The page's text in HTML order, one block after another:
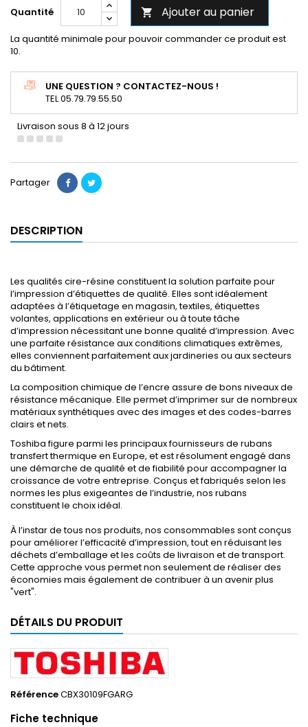
Quantité  Ajouter au panier
La quantité minimale pour pouvoir commander ce produit est
10.
UNE QUESTION ? CONTACTEZ-NOUS !
TEL 05.79.79.55.50
Livraison sous 8 à 12 jours
Partager
DESCRIPTION
Les qualités cire-résine constituent la solution parfaite pour
l’impression d’étiquettes de qualité. Elles sont idéalement
adaptées à l’étiquetage en magasin, textiles, étiquettes
volantes, applications en extérieur ou à toute tâche
d’impression nécessitant une bonne qualité d’impression. Avec
une parfaite résistance aux conditions climatiques extrêmes,
elles conviennent parfaitement aux jardineries ou aux secteurs
du bâtiment.
La composition chimique de l’encre assure de bons niveaux de
résistance mécanique. Elle permet d’imprimer sur de nombreux
matériaux synthétiques avec des images et des codes-barres
clairs et nets.
Toshiba figure parmi les principaux fournisseurs de rubans
transfert thermique en Europe, et est résolument engagé dans
une démarche de qualité et de fiabilité pour accompagner la
croissance de votre entreprise. Conçus et fabriqués selon les
normes les plus exigeantes de l’industrie, nos rubans
constituent le choix idéal.
À l’instar de tous nos produits, nos consommables sont conçus
pour améliorer l’efficacité d’impression, tout en réduisant les
déchets d’emballage et les coûts de livraison et de transport.
Cette approche vous permet non seulement de réaliser des
économies mais également de contribuer à un avenir plus
"vert".
DÉTAILS DU PRODUIT
RéférenceCBX30109FGARG
Fiche technique